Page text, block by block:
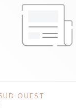
OUEST